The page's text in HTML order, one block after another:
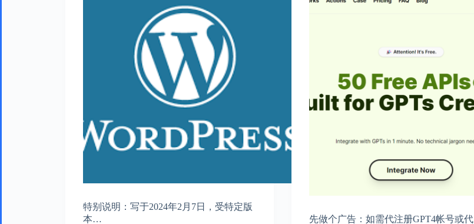
特别说明：写于2024年2月7日，受特定版
本…
先做个广告：如需代注册GPT4帐号或代